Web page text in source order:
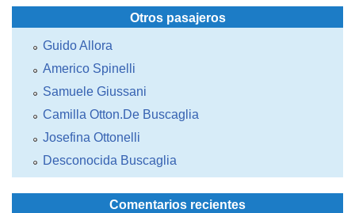
Otros pasajeros
Guido Allora
Americo Spinelli
Samuele Giussani
Camilla Otton.De Buscaglia
Josefina Ottonelli
Desconocida Buscaglia
Comentarios recientes